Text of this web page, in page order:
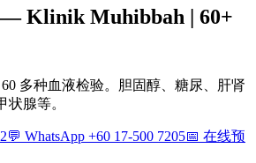
Klinik Muhibbah | 60+
多种血液检验。胆固醇、糖尿、肝肾
腺等。
💬 WhatsApp +60 17-500 7205📅 在线预